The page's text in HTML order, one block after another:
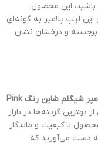
این محصول
لیپ پلامپر به گونه‌ای
و درخشان نشان
لیپ پلامپر شیگلم شاین رنگ Pink
بهترین گزینه‌ها در بازار
با کیفیت و ماندگار
دست می‌آورید که